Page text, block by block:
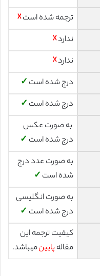
ترجمه شده است☓
ندارد☓
ندارد☓
درج شده است ✓
درج شده است ✓
به صورت عکس
درج شده است ✓
به صورت عدد درج
شده است ✓
به صورت انگلیسی
درج شده است ✓
کیفیت ترجمه این
مقالهپایینمیباشد.